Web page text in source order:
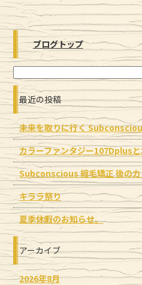
ブログトップ
最近の投稿
未来を取りに行く
カラーファンタジー107Dplus
Subconscious 縮毛矯正 後の
キララ祭り
夏季休暇のお知らせ。
アーカイブ
2026年8月